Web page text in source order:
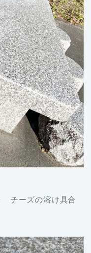
チーズの溶け具合